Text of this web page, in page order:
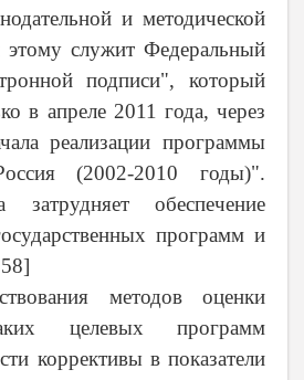
и методической
служит Федеральный
подписи", который
в апреле 2011 года, через
реализации программы
(2002-2010 годы)".
затрудняет обеспечение
программ и
методов оценки
целевых программ
коррективы в показатели